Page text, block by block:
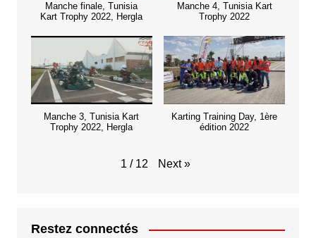
Manche finale, Tunisia
Kart Trophy 2022, Hergla
Manche 4, Tunisia Kart
Trophy 2022
Manche 3, Tunisia Kart
Trophy 2022, Hergla
Karting Training Day, 1ère
édition 2022
1 / 12 Next »
Restez connectés